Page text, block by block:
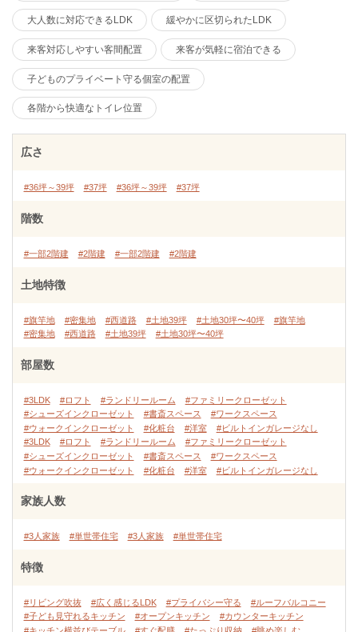
大人数に対応できるLDK 緩やかに区切られたLDK
来客対応しやすい客間配置 来客が気軽に宿泊できる
子どものプライベート守る個室の配置
各階から快適なトイレ位置
広さ
#36坪～39坪 #37坪 #36坪～39坪 #37坪
階数
#一部2階建 #2階建 #一部2階建 #2階建
土地特徴
#旗竿地 #密集地 #西道路 #土地39坪 #土地30坪〜40坪
#旗竿地
#密集地
#西道路 #土地39坪 #土地30坪〜40坪
部屋数
#3LDK #ロフト #ランドリールーム
#ファミリークローゼット
#シューズインクローゼット
#書斎スペース
#ワークスペース
#ウォークインクローゼット
#化粧台 #洋室
#ビルトインガレージなし
#3LDK
#ロフト #ランドリールーム
#ファミリークローゼット
#シューズインクローゼット
#書斎スペース
#ワークスペース
#ウォークインクローゼット
#化粧台 #洋室 #ビルトインガレージなし
家族人数
#3人家族 #単世帯住宅 #3人家族 #単世帯住宅
特徴
#リビング吹抜 #広く感じるLDK #プライバシー守る
#ルーフバルコニー
#子ども見守れるキッチン
#オープンキッチン
#カウンターキッチン